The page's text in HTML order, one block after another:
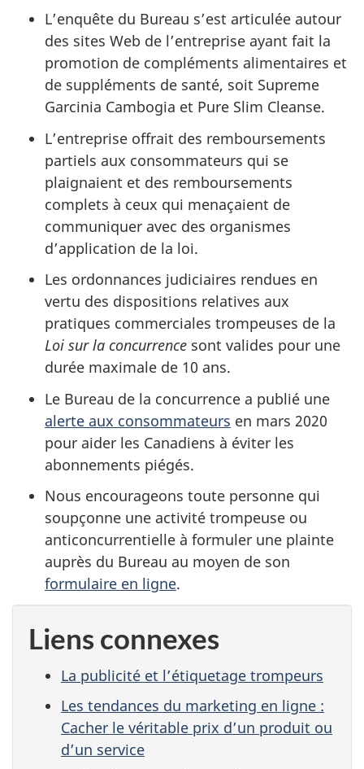
L’enquête du Bureau s’est articulée autour
des sites Web de l’entreprise ayant fait la
promotion de compléments alimentaires et
de suppléments de santé, soit Supreme
Garcinia Cambogia et Pure Slim Cleanse.
L’entreprise offrait des remboursements
partiels aux consommateurs qui se
plaignaient et des remboursements
complets à ceux qui menaçaient de
communiquer avec des organismes
d’application de la loi.
Les ordonnances judiciaires rendues en
vertu des dispositions relatives aux
pratiques commerciales trompeuses de la
Loi sur la concurrence sont valides pour une
durée maximale de 10 ans.
Le Bureau de la concurrence a publié une
alerte aux consommateurs en mars 2020
pour aider les Canadiens à éviter les
abonnements piégés.
Nous encourageons toute personne qui
soupçonne une activité trompeuse ou
anticoncurrentielle à formuler une plainte
auprès du Bureau au moyen de son
formulaire en ligne.
Liens connexes
La publicité et l’étiquetage trompeurs
Les tendances du marketing en ligne :
Cacher le véritable prix d’un produit ou
d’un service